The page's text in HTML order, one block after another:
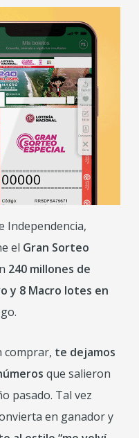
Independencia,
el Gran Sorteo
240 millones de
y 8 Macro lotes en
comprar, te dejamos
que salieron
pasado. Tal vez
en ganador y